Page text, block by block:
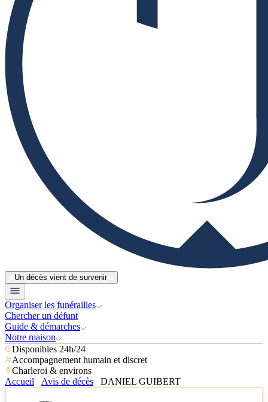
Un décès vient de survenir
Organiser les funérailles
Chercher un défunt
Guide & démarches
Notre maison
Disponibles 24h/24
Accompagnement humain et discret
Charleroi & environs
Accueil
Avis de décès DANIEL GUIBERT